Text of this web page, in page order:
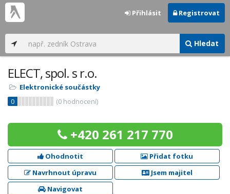
Hledat
Přihlásit Registrovat
ELECT, spol. s r.o.
Elektronické součástky
0
(0 hodnocení)
+420 261 217 770
Ohodnotit
Přidat fotku
Navrhnout úpravu
Jsem majitel
Navigovat